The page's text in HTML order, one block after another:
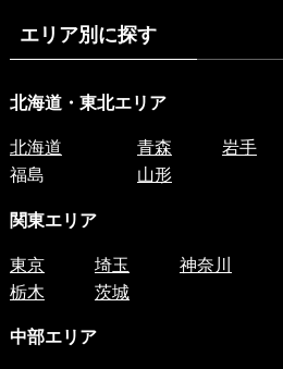
エリア別に探す
北海道・東北エリア
北海道 青森 岩手
福島
山形
関東エリア
東京 埼玉 神奈川
栃木
茨城
中部エリア